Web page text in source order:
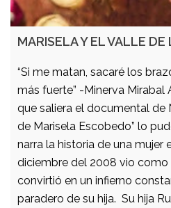
MARISELA Y EL VALLE
“Si me matan, sacaré los
más fuerte” -Minerva Mirabal
que saliera el documental de
de Marisela Escobedo” lo
narra la historia de una mujer
diciembre del 2008 vio
convirtió en un infierno
paradero de su hija. Su hija